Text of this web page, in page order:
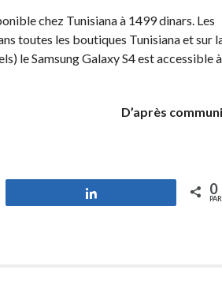
chez Tunisiana à 1499 dinars. Les
toutes les boutiques Tunisiana et sur
le Samsung Galaxy S4 est accessible à
D’après
0